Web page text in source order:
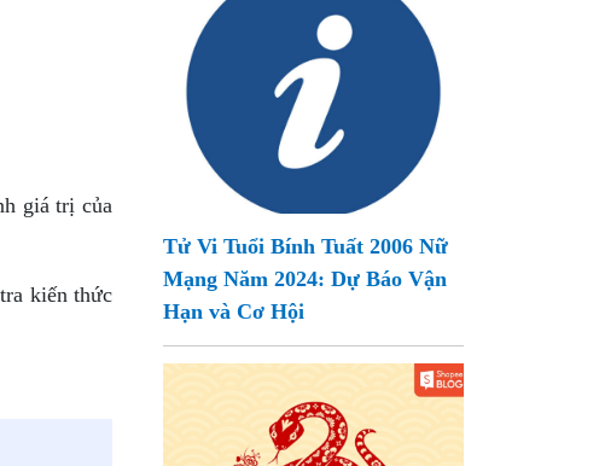
giá trị của
kiến thức
Tử Vi Tuổi Bính Tuất 2006 Nữ
Mạng Năm 2024: Dự Báo Vận
Hạn và Cơ Hội